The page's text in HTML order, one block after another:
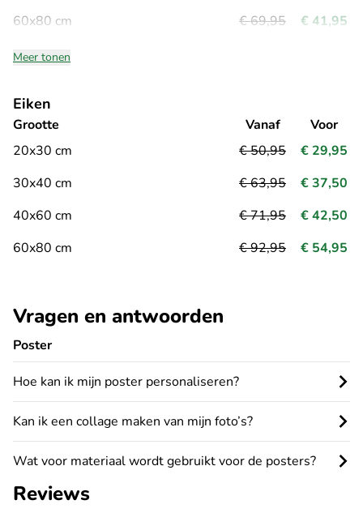
Vragen en antwoorden
Poster
Hoe kan ik mijn poster personaliseren?
Kan ik een collage maken van mijn foto’s?
Wat voor materiaal wordt gebruikt voor de posters?
60x80 cm
€ 69,95
€ 41,95
Meer tonen
Eiken
Grootte
20x30 cm
30x40 cm
40x60 cm
60x80 cm
Vanaf
€ 50,95
€ 63,95
€ 71,95
€ 92,95
Voor
€ 29,95
€ 37,50
€ 42,50
€ 54,95
Reviews